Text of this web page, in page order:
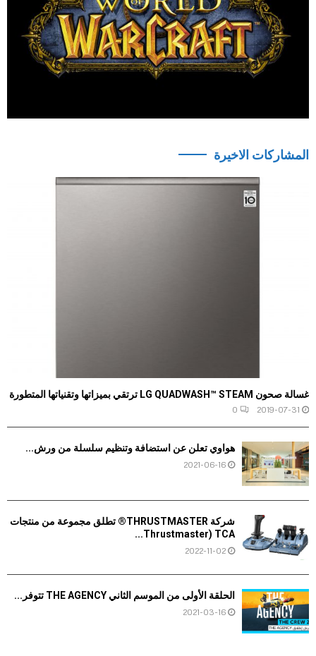
المشاركات الاخيرة
غسالة صحون LG QUADWASH™ STEAM ترتقي بميزاتها وتقنياتها المتطورة
2019-07-31
0
هواوي تعلن عن استضافة وتنظيم سلسلة من ورش...
2021-06-16
شركة THRUSTMASTER® تطلق مجموعة من منتجات
TCA‏ (Thrustmaster...
2022-11-02
الحلقة الأولى من الموسم الثاني THE AGENCY تتوفر...
2021-03-16